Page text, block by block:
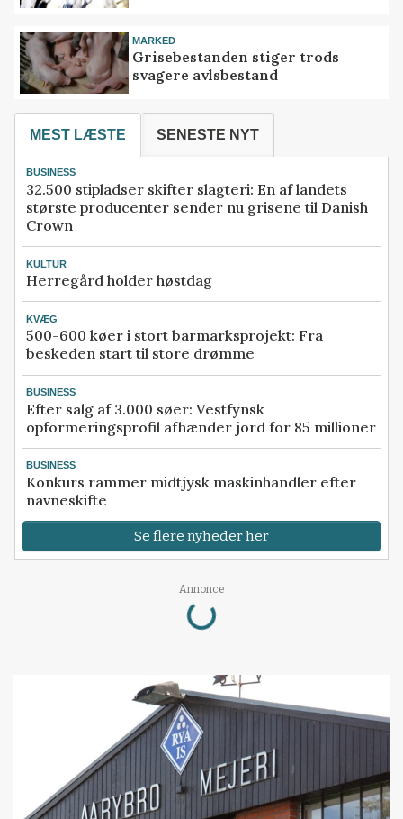
MARKED
Grisebestanden stiger trods
svagere avlsbestand
MEST LÆSTE SENESTE NYT
BUSINESS
32.500 stipladser skifter slagteri: En af landets
største producenter sender nu grisene til Danish
Crown
KULTUR
Herregård holder høstdag
KVÆG
500-600 køer i stort barmarksprojekt: Fra
beskeden start til store drømme
BUSINESS
Efter salg af 3.000 søer: Vestfynsk
opformeringsprofil afhænder jord for 85 millioner
BUSINESS
Konkurs rammer midtjysk maskinhandler efter
navneskifte
Se flere nyheder her
Annonce
Loading...